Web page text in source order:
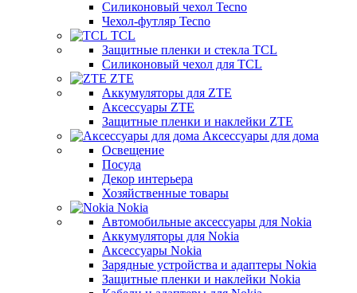
Силиконовый чехол Tecno
Чехол-футляр Tecno
TCL
Защитные пленки и стекла TCL
Силиконовый чехол для TCL
ZTE
Аккумуляторы для ZTE
Аксессуары ZTE
Защитные пленки и наклейки ZTE
Аксессуары для дома
Освещение
Посуда
Декор интерьера
Хозяйственные товары
Nokia
Автомобильные аксессуары для Nokia
Аккумуляторы для Nokia
Аксессуары Nokia
Зарядные устройства и адаптеры Nokia
Защитные пленки и наклейки Nokia